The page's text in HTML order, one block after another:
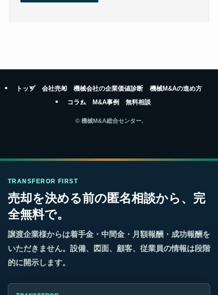
トップ 会社売却 機械会社の企業価値診断
機械M&Aの進め方
コラム
M&A事例 無料相談
©機械M&A総合センター.
TRANSFEROR FIRST
売却を決める前の匿名相談から、完
全無料で。
譲渡企業様からは着手金・中間金・月額報酬・成功報酬を
いただきません。設備、図面、顧客、従業員の情報は段階
的に開示します。